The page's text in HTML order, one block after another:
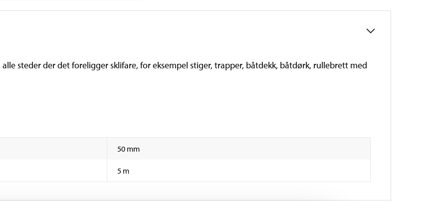
steder der det foreligger sklifare, for eksempel stiger, trapper, båtdekk, båtdørk, rullebrett med
50 mm
5 m